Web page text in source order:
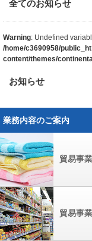
全てのお知らせ
Warning: Undefined
/home/c3690958/
content/themes/
お知らせ
業務内容のご案内
貿易事
貿易事